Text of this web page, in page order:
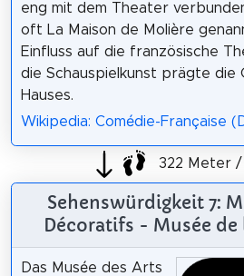
eng mit dem Theater
oft La Maison de Molière
Einfluss auf die französische
die Schauspielkunst prägte die
Hauses.
Wikipedia: Comédie-Française
322 Meter
Sehenswürdigkeit 7:
Décoratifs - Musée
Das Musée des Arts